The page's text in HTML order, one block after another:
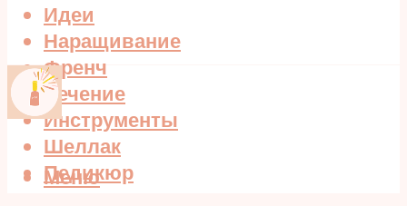
Идеи
Наращивание
Френч
Лечение
Инструменты
Шеллак
Педикюр
Меню